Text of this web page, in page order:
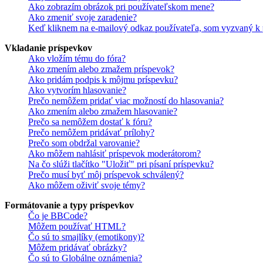
Ako zobrazím obrázok pri používateľskom mene?
Ako zmeniť svoje zaradenie?
Keď kliknem na e-mailový odkaz používateľa, som vyzvaný k
Vkladanie príspevkov
Ako vložím tému do fóra?
Ako zmením alebo zmažem príspevok?
Ako pridám podpis k môjmu príspevku?
Ako vytvorím hlasovanie?
Prečo nemôžem pridať viac možností do hlasovania?
Ako zmením alebo zmažem hlasovanie?
Prečo sa nemôžem dostať k fóru?
Prečo nemôžem pridávať prílohy?
Prečo som obdržal varovanie?
Ako môžem nahlásiť príspevok moderátorom?
Na čo slúži tlačítko "Uložiť" pri písaní príspevku?
Prečo musí byť môj príspevok schválený?
Ako môžem oživiť svoje témy?
Formátovanie a typy príspevkov
Čo je BBCode?
Môžem používať HTML?
Čo sú to smajlíky (emotikony)?
Môžem pridávať obrázky?
Čo sú to Globálne oznámenia?